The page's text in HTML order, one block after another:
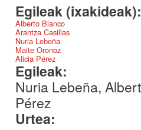
Egileak
Alberto Blanco
Arantza Casillas
Nuria Lebeña
Maite Oronoz
Alicia Pérez
Egileak:
Nuria Lebeña,
Pérez
Urtea: